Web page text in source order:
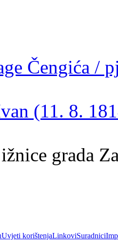
Čengića /
(11. 8.
grada
Uvjeti korištenjaLinkoviSuradnici